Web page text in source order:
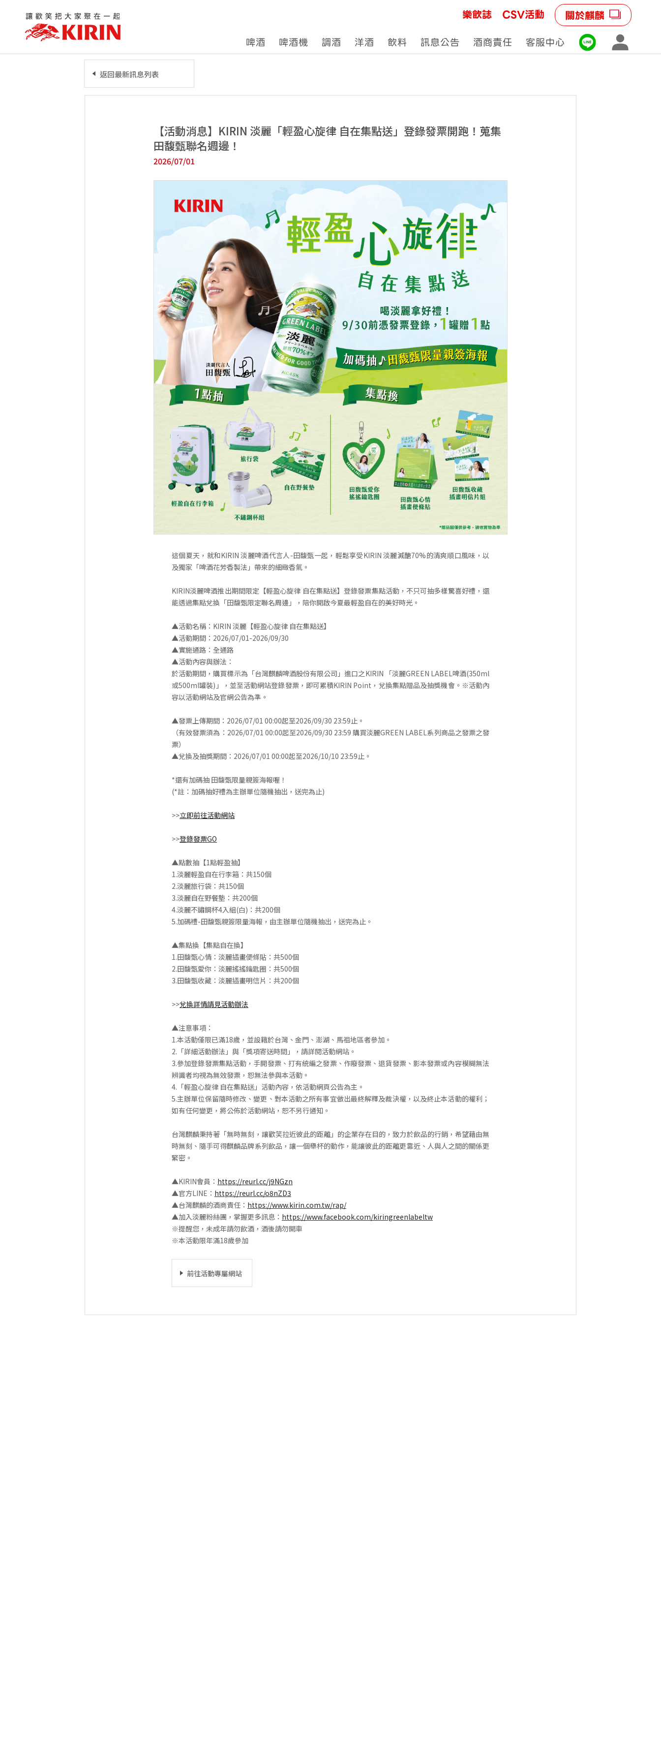
樂飲誌 CSV活動 關於麒麟
啤酒 啤酒機 調酒 洋酒 飲料 訊息公告 酒商責任 客服中心
【活動消息】KIRIN 淡麗「輕盈心旋律 自在集點送」登錄發票開跑！蒐集
田馥甄聯名週邊！
2026/07/01
這個夏天，就和KIRIN 淡麗啤酒代言人-田馥甄一起，輕鬆享受KIRIN 淡麗減醣70%的清爽順口風味，以
及獨家「啤酒花芳香製法」帶來的細緻香氣。
KIRIN淡麗啤酒推出期間限定【輕盈心旋律 自在集點送】登錄發票集點活動，不只可抽多樣驚喜好禮，還
能透過集點兌換「田馥甄限定聯名周邊」，陪你開啟今夏最輕盈自在的美好時光。
▲活動名稱：KIRIN 淡麗【輕盈心旋律 自在集點送】
▲活動期間：2026/07/01-2026/09/30
▲實施通路：全通路
▲活動內容與辦法：
於活動期間，購買標示為「台灣麒麟啤酒股份有限公司」進口之KIRIN 「淡麗GREEN LABEL啤酒(350ml
或500ml罐裝)」，並至活動網站登錄發票，即可累積KIRIN Point，兌換集點贈品及抽獎機會。※活動內
容以活動網站及官網公告為準。
▲發票上傳期間：2026/07/01 00:00起至2026/09/30 23:59止。
（有效發票須為：2026/07/01 00:00起至2026/09/30 23:59 購買淡麗GREEN LABEL系列商品之發票之發
票）
▲兌換及抽獎期間：2026/07/01 00:00起至2026/10/10 23:59止。
*還有加碼抽 田馥甄限量親簽海報喔！
(*註：加碼抽好禮為主辦單位隨機抽出，送完為止)
>>立即前往活動網站
>>登錄發票GO
▲點數抽【1點輕盈抽】
1.淡麗輕盈自在行李箱：共150個
2.淡麗旅行袋：共150個
3.淡麗自在野餐墊：共200個
4.淡麗不鏽鋼杯4入組(白)：共200個
5.加碼禮-田馥甄親簽限量海報，由主辦單位隨機抽出，送完為止。
▲集點換【集點自在換】
1.田馥甄心情：淡麗插畫便條貼：共500個
2.田馥甄愛你：淡麗搖搖鑰匙圈：共500個
3.田馥甄收藏：淡麗插畫明信片：共200個
>>兌換詳情請見活動辦法
▲注意事項：
1.本活動僅限已滿18歲，並設籍於台灣、金門、澎湖、馬祖地區者參加。
2.「詳細活動辦法」與「獎項寄送時間」，請詳閱活動網站。
3.參加登錄發票集點活動，手開發票、打有統編之發票、作廢發票、退貨發票、影本發票或內容模糊無法
辨識者均視為無效發票，恕無法參與本活動。
4.「輕盈心旋律 自在集點送」活動內容，依活動網頁公告為主。
5.主辦單位保留隨時修改、變更、對本活動之所有事宜做出最終解釋及裁決權，以及終止本活動的權利；
如有任何變更，將公佈於活動網站，恕不另行通知。
台灣麒麟秉持著「無時無刻，讓歡笑拉近彼此的距離」的企業存在目的，致力於飲品的行銷，希望藉由無
時無刻、隨手可得麒麟品牌系列飲品，讓一個舉杯的動作，能讓彼此的距離更靠近、人與人之間的關係更
緊密。
▲KIRIN會員： https://reurl.cc/j9NGzn
▲官方LINE： https://reurl.cc/o8nZD3
▲台灣麒麟的酒商責任： https://www.kirin.com.tw/rap/
▲加入淡麗粉絲團，掌握更多訊息： https://www.facebook.com/kiringreenlabeltw
※提醒您，未成年請勿飲酒，酒後請勿開車
※本活動限年滿18歲參加
前往活動專屬網站
返回最新訊息列表